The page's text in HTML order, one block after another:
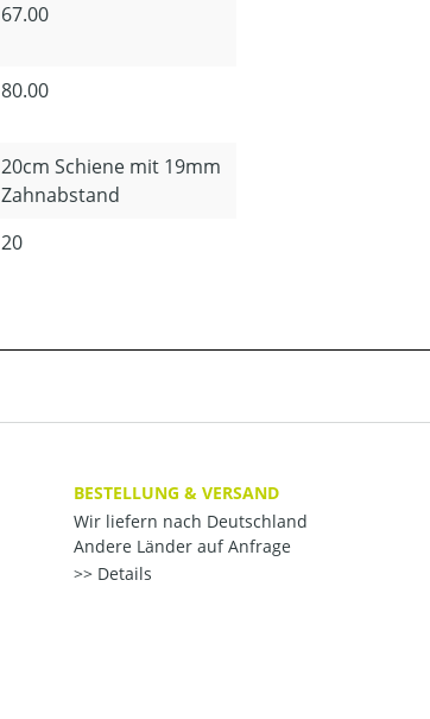
67.00
80.00
20cm Schiene mit 19mm
Zahnabstand
20
BESTELLUNG & VERSAND
Wir liefern nach Deutschland
Andere Länder auf Anfrage
Details